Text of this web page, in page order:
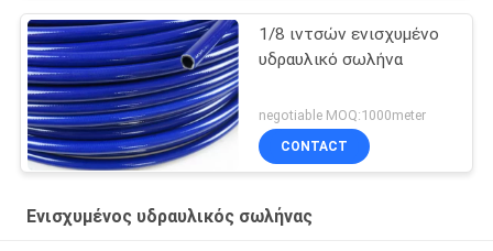
1/8 ιντσών ενισχυμένο
υδραυλικό σωλήνα
negotiable MOQ:1000meter
CONTACT
Ενισχυμένος υδραυλικός σωλήνας